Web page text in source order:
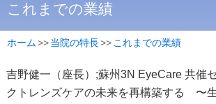
これまでの業績
ホーム >> 当院の特長>> これまでの業績
吉野健一（座長）;蘇州3N EyeCare 共催
クトレンズケアの未来を再構築する 〜